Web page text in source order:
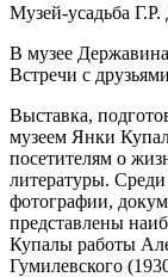
Музей-усадьба
В музее
Встречи с
Выставка,
музеем Янки
посетителям о
литературы.
фотографии,
представлены
Купалы работы
Гумилевского